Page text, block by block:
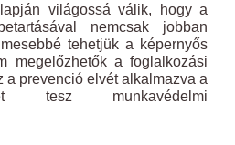
világossá válik, hogy a
nemcsak jobban
tehetjük a képernyős
megelőzhetők a foglalkozási
a prevenció elvét alkalmazva a
tesz munkavédelmi